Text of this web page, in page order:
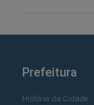
Prefeitura
História da Cidade